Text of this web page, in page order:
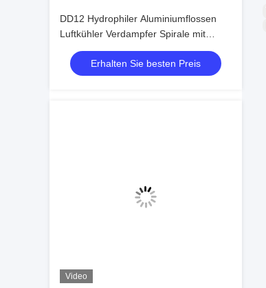
DD12 Hydrophiler Aluminiumflossen
Luftkühler Verdampfer Spirale mit
Scharnieren Verdampfer mit
Expansionsventil Verdampfer für
Kältezimmer
Erhalten Sie besten Preis
Video